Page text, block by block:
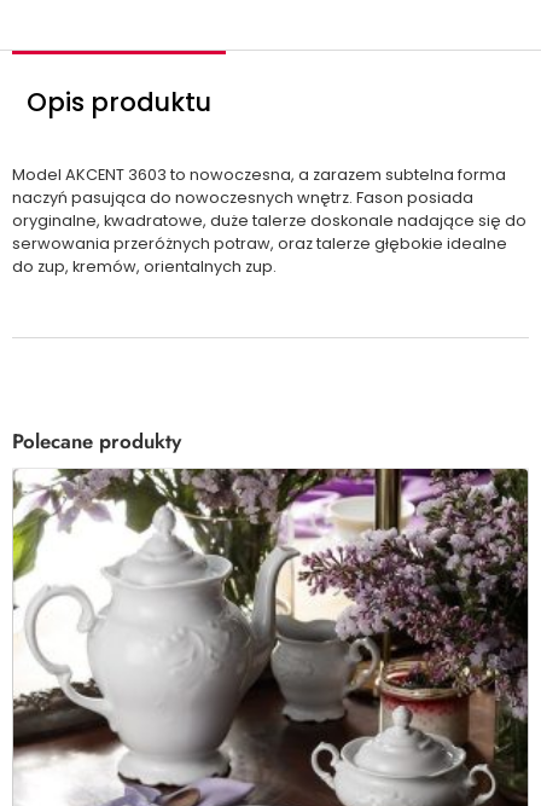
Opis produktu
Model AKCENT 3603 to nowoczesna, a zarazem subtelna forma
naczyń pasująca do nowoczesnych wnętrz. Fason posiada
oryginalne, kwadratowe, duże talerze doskonale nadające się do
serwowania przeróżnych potraw, oraz talerze głębokie idealne
do zup, kremów, orientalnych zup.
Polecane produkty